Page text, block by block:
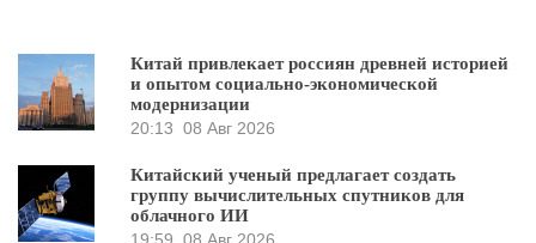
Китай привлекает россиян древней историей
и опытом социально-экономической
модернизации
20:13 08 Авг 2026
Китайский ученый предлагает создать
группу вычислительных спутников для
облачного ИИ
19:59 08 Авг 2026